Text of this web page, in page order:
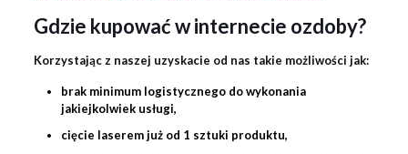
Gdzie kupować w internecie ozdoby?
Korzystając z naszej uzyskacie od nas takie możliwości jak:
brak minimum logistycznego do wykonania
jakiejkolwiek usługi,
cięcie laserem już od 1 sztuki produktu,